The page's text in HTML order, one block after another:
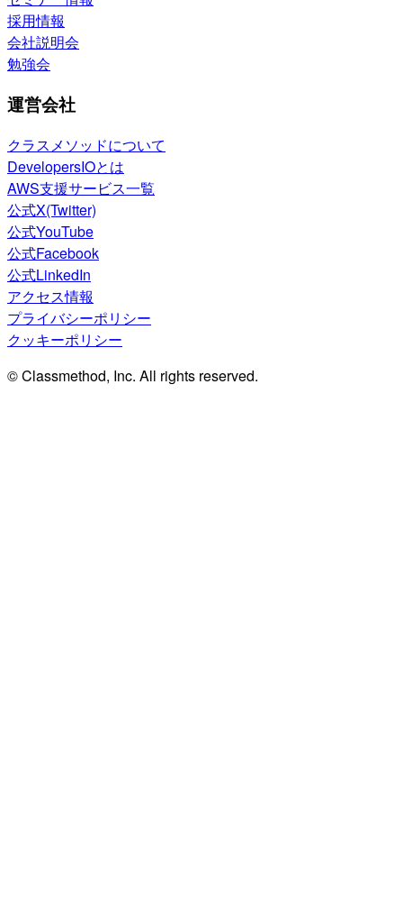
採用情報
会社説明会
勉強会
運営会社
クラスメソッドについて
DevelopersIOとは
AWS支援サービス一覧
公式X(Twitter)
公式YouTube
公式Facebook
公式LinkedIn
アクセス情報
プライバシーポリシー
クッキーポリシー
© Classmethod, Inc. All rights reserved.